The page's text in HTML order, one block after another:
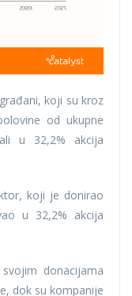
koji su kroz
od ukupne
u 32,2% akcija
koji je donirao
u 32,2% akcija
donacijama
dok su kompanije